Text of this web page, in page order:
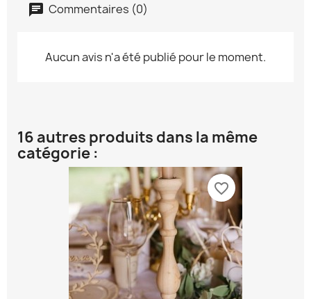
Commentaires (0)
Aucun avis n'a été publié pour le moment.
16 autres produits dans la même
catégorie :
favorite_border